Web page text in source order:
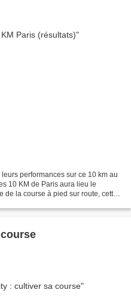
performances sur ce 10 km au
10 KM de Paris aura lieu le
de la course à pied sur route, cette